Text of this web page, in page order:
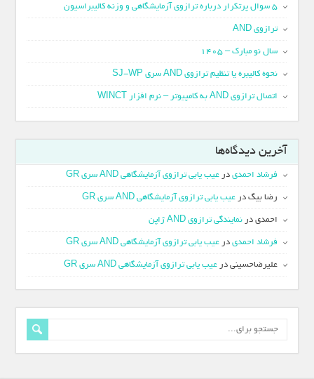
5 سوال پرتکرار درباره ترازوی آزمایشگاهی و وزنه کالیبراسیون
ترازوی AND
سال نو مبارک – 1405
نحوه کالیبره یا تنظیم ترازوی AND سری SJ-WP
اتصال ترازوی AND به کامپیوتر – نرم افزار WINCT
آخرین دیدگاه‌ها
فرشاد احمدی درعیب یابی ترازوی آزمایشگاهی AND سری GR
رضا بیگ درعیب یابی ترازوی آزمایشگاهی AND سری GR
احمدی درنمایندگی ترازوی AND ژاپن
فرشاد احمدی درعیب یابی ترازوی آزمایشگاهی AND سری GR
علیرضاحسینی درعیب یابی ترازوی آزمایشگاهی AND سری GR